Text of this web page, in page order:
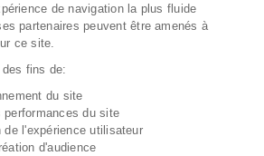
de navigation la plus fluide
partenaires peuvent être amenés à
ce site.
fins de:
du site
du site
utilisateur
d'audience
Axeptio consent